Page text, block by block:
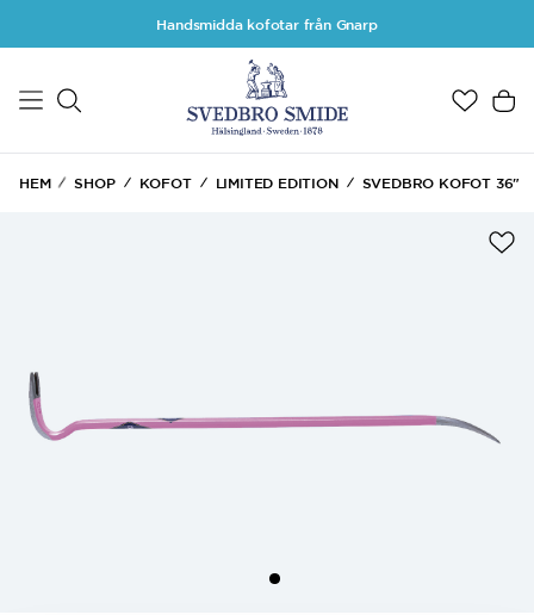
Hoppa till huvudinnehållHandsmidda kofotar från Gnarp
HEM SHOP KOFOT LIMITED EDITION SVEDBRO KOFOT 36"